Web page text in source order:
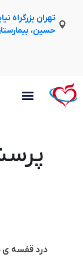
تهران بزرگراه نیایش
حسین، بیمارستان
درد قفسه ی سینه